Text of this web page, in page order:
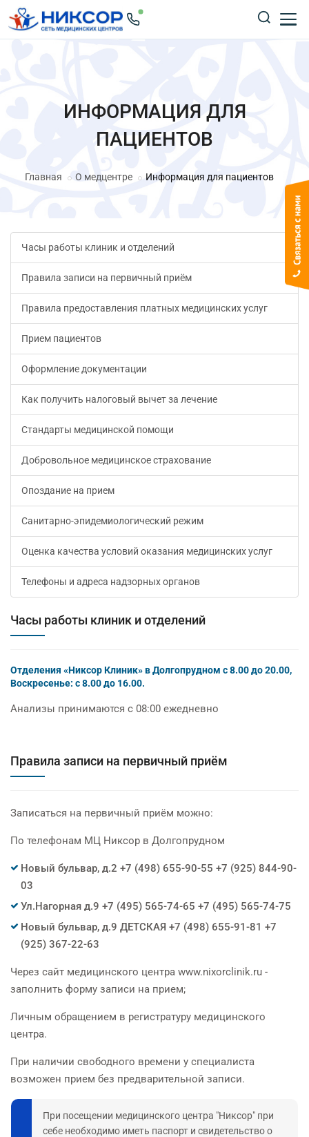
ИНФОРМАЦИЯ ДЛЯ
ПАЦИЕНТОВ
Главная О медцентре Информация для пациентов
Часы работы клиник и отделений
Правила записи на первичный приём
Правила предоставления платных медицинских услуг
Прием пациентов
Оформление документации
Как получить налоговый вычет за лечение
Стандарты медицинской помощи
Добровольное медицинское страхование
Опоздание на прием
Санитарно-эпидемиологический режим
Оценка качества условий оказания медицинских услуг
Телефоны и адреса надзорных органов
Часы работы клиник и отделений
Отделения «Никсор Клиник» в Долгопрудном с 8.00 до 20.00,
Воскресенье: с 8.00 до 16.00.
Анализы принимаются с 08:00 ежедневно
Правила записи на первичный приём
Записаться на первичный приём можно:
По телефонам МЦ Никсор в Долгопрудном
Новый бульвар, д.2 +7 (498) 655-90-55 +7 (925) 844-90-
03
Ул.Нагорная д.9 +7 (495) 565-74-65 +7 (495) 565-74-75
Новый бульвар, д.9 ДЕТСКАЯ +7 (498) 655-91-81 +7
(925) 367-22-63
Через сайт медицинского центра www.nixorclinik.ru -
заполнить форму записи на прием;
Личным обращением в регистратуру медицинского
центра.
При наличии свободного времени у специалиста
возможен прием без предварительной записи.
При посещении медицинского центра "Никсор" при
себе необходимо иметь паспорт и свидетельство о